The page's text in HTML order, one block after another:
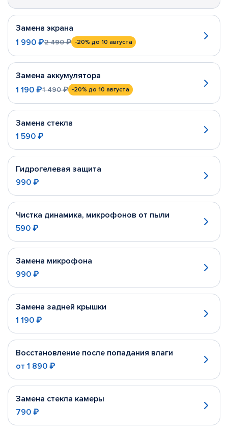
Замена экрана
1 990 ₽2 490 ₽ -20% до 10 августа
Замена аккумулятора
1 190 ₽1 490 ₽ -20% до 10 августа
Замена стекла
1 590 ₽
Гидрогелевая защита
990 ₽
Чистка динамика, микрофонов от пыли
590 ₽
Замена микрофона
990 ₽
Замена задней крышки
1 190 ₽
Восстановление после попадания влаги
от 1 890 ₽
Замена стекла камеры
790 ₽